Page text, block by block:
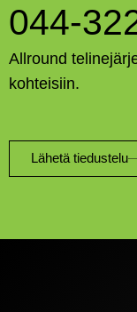
044-
Allround
kohteisiin.
Lähetä tiedustelu